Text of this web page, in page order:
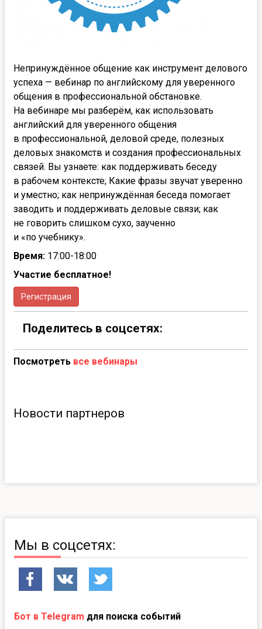
Непринуждённое общение как инструмент делового
успеха — вебинар по английскому для уверенного
общения в профессиональной обстановке.
На вебинаре мы разберём, как использовать
английский для уверенного общения
в профессиональной, деловой среде, полезных
деловых знакомств и создания профессиональных
связей. Вы узнаете: как поддерживать беседу
в рабочем контексте; Какие фразы звучат уверенно
и уместно; как непринуждённая беседа помогает
заводить и поддерживать деловые связи; как
не говорить слишком сухо, заученно
и «по учебнику».
Время: 17:00-18:00
Участие бесплатное!
Регистрация
Поделитесь в соцсетях:
Посмотреть все вебинары
Новости партнеров
Мы в соцсетях:
Бот в Telegram для поиска событий